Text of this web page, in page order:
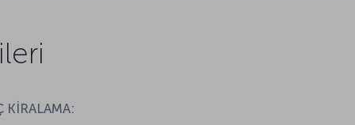
KİRALAMA: